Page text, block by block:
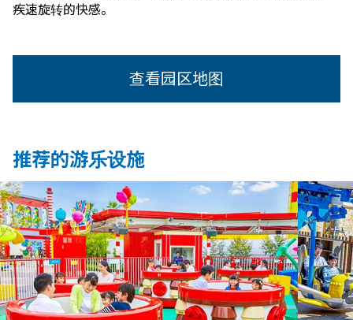
疾速旋转的快感。
查看园区地图
推荐的游乐设施